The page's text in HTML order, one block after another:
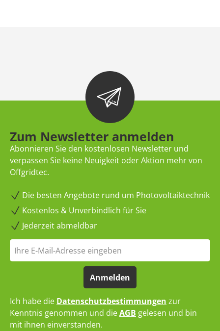
Zum Newsletter anmelden
Abonnieren Sie den kostenlosen Newsletter und
verpassen Sie keine Neuigkeit oder Aktion mehr von
Offgridtec.
Die besten Angebote rund um Photovoltaiktechnik
Kostenlos & Unverbindlich für Sie
Jederzeit abmeldbar
Anmelden
Ich habe die Datenschutzbestimmungen zur
Kenntnis genommen und dieAGB gelesen und bin
mit ihnen einverstanden.